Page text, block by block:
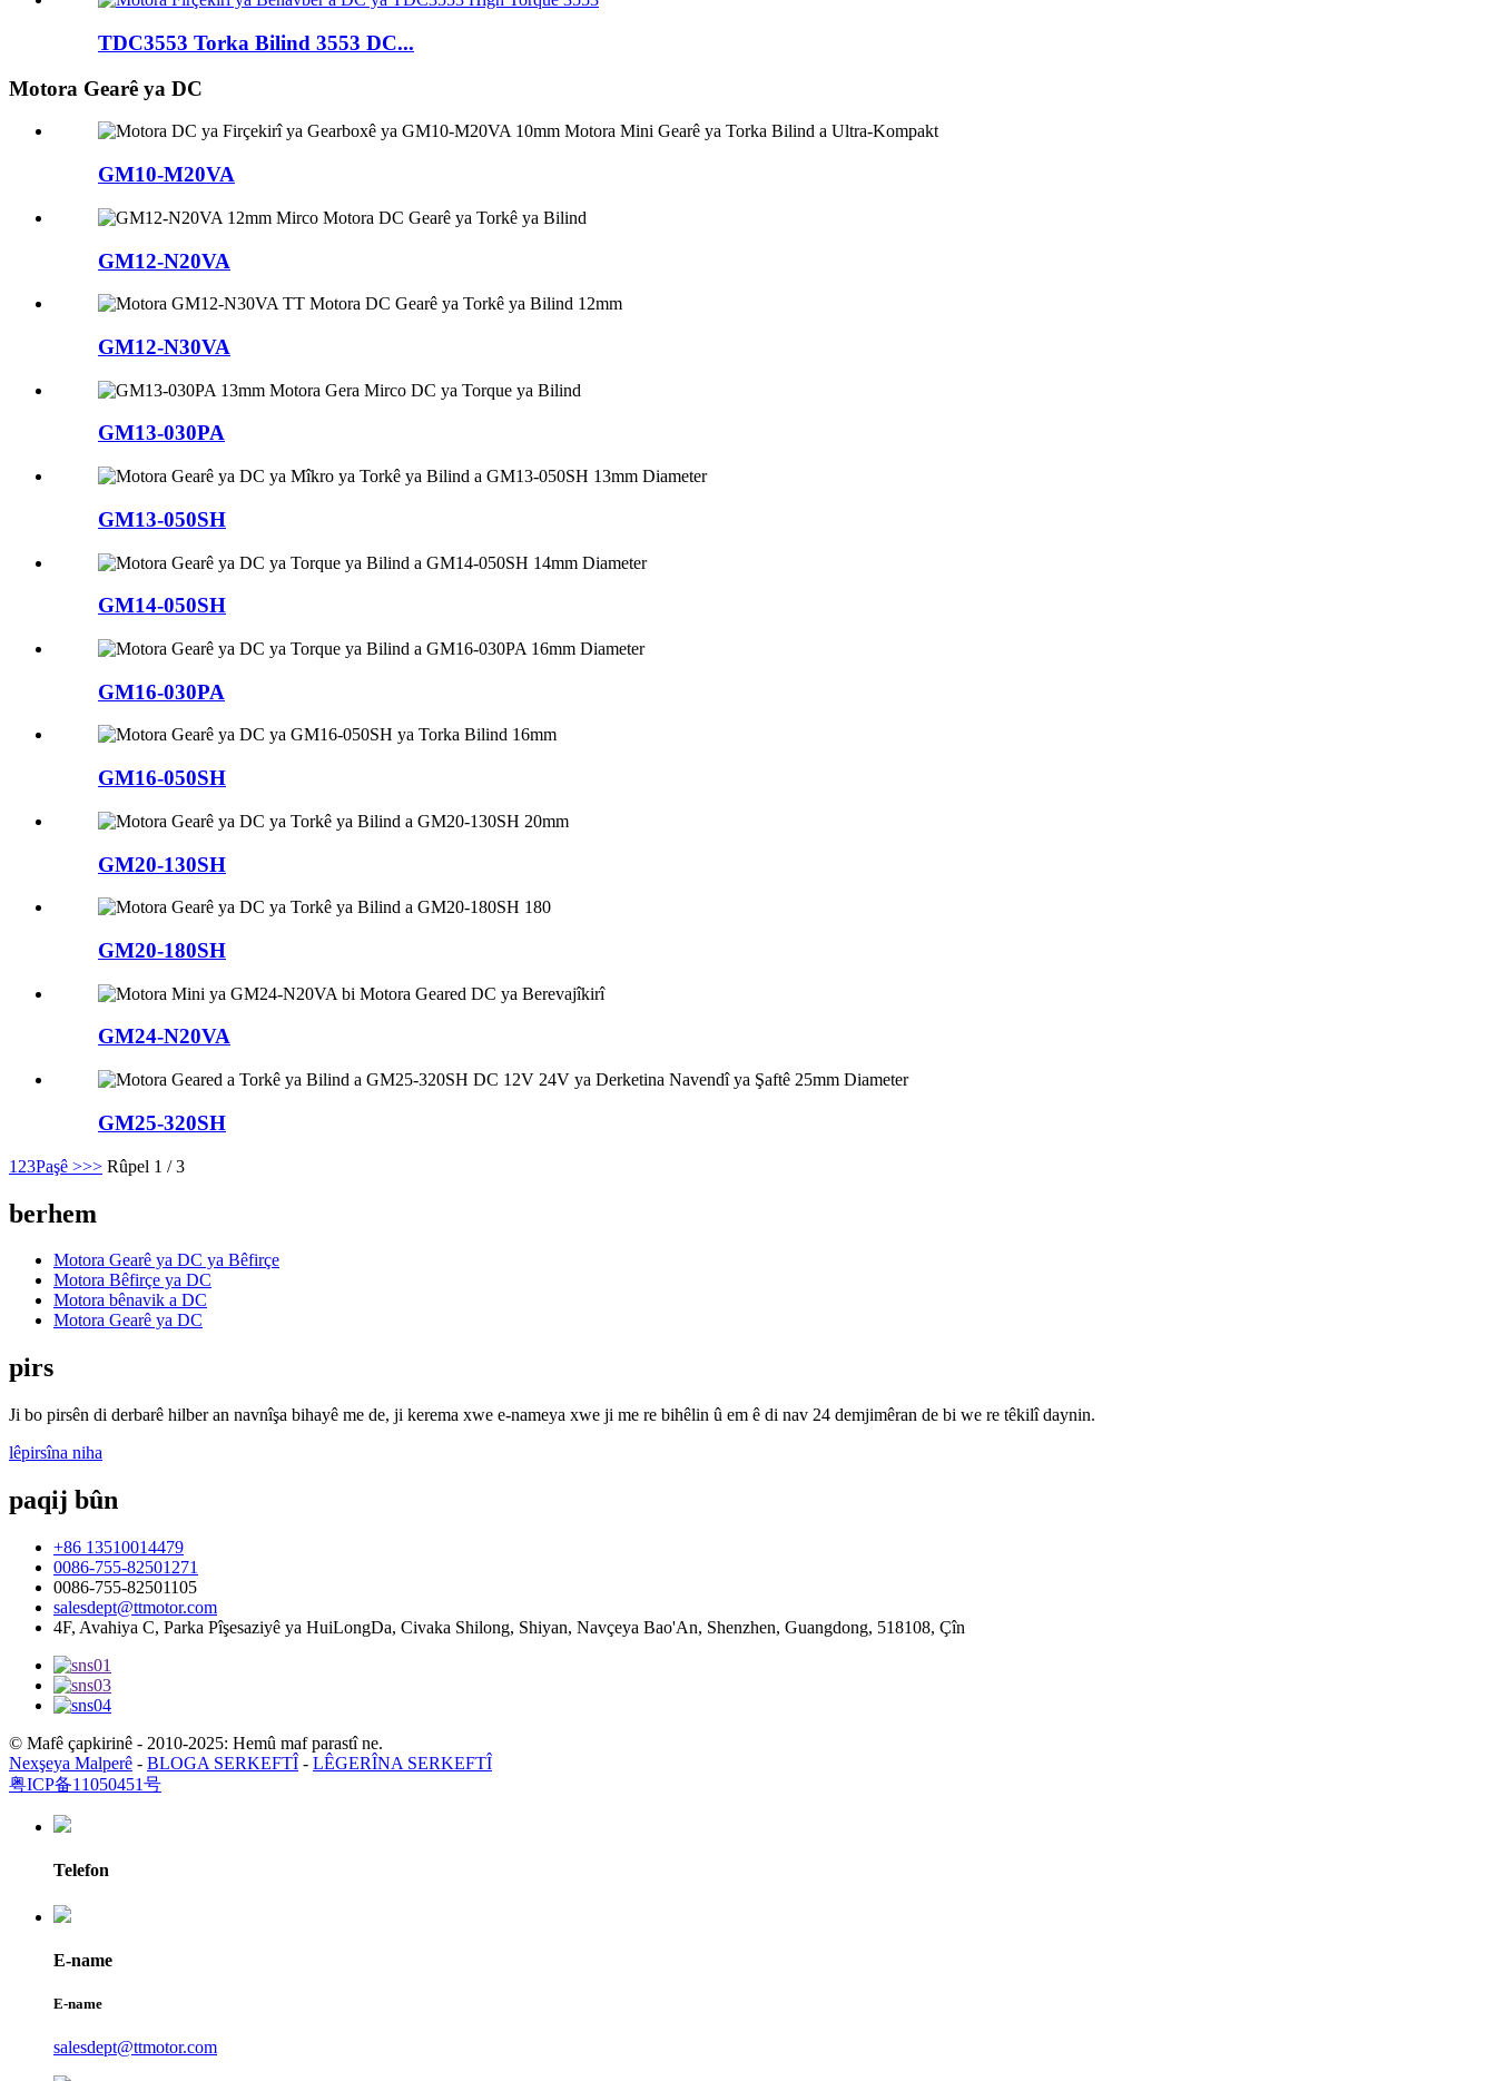
TDC3553 Torka Bilind 3553 DC...
Motora Gearê ya DC
GM10-M20VA
GM12-N20VA
GM12-N30VA
GM13-030PA
GM13-050SH
GM14-050SH
GM16-030PA
GM16-050SH
GM20-130SH
GM20-180SH
GM24-N20VA
GM25-320SH
1 23Paşê >>> Rûpel 1 / 3
berhem
Motora Gearê ya DC ya Bêfirçe
Motora Bêfirçe ya DC
Motora bênavik a DC
Motora Gearê ya DC
pirs
Ji bo pirsên di derbarê hilber an navnîşa bihayê me de, ji kerema xwe e-nameya xwe ji me re bihêlin û em ê di nav 24 demjimêran de bi we re têkilî daynin.
lêpirsîna niha
paqij bûn
+86 13510014479
0086-755-82501271
0086-755-82501105
salesdept@ttmotor.com
4F, Avahiya C, Parka Pîşesaziyê ya HuiLongDa, Civaka Shilong, Shiyan, Navçeya Bao'An, Shenzhen, Guangdong, 518108, Çîn
© Mafê çapkirinê - 2010-2025: Hemû maf parastî ne.
Nexşeya Malperê - BLOGA SERKEFTÎ - LÊGERÎNA SERKEFTÎ
粤ICP备11050451号
Telefon
E-name
E-name
salesdept@ttmotor.com